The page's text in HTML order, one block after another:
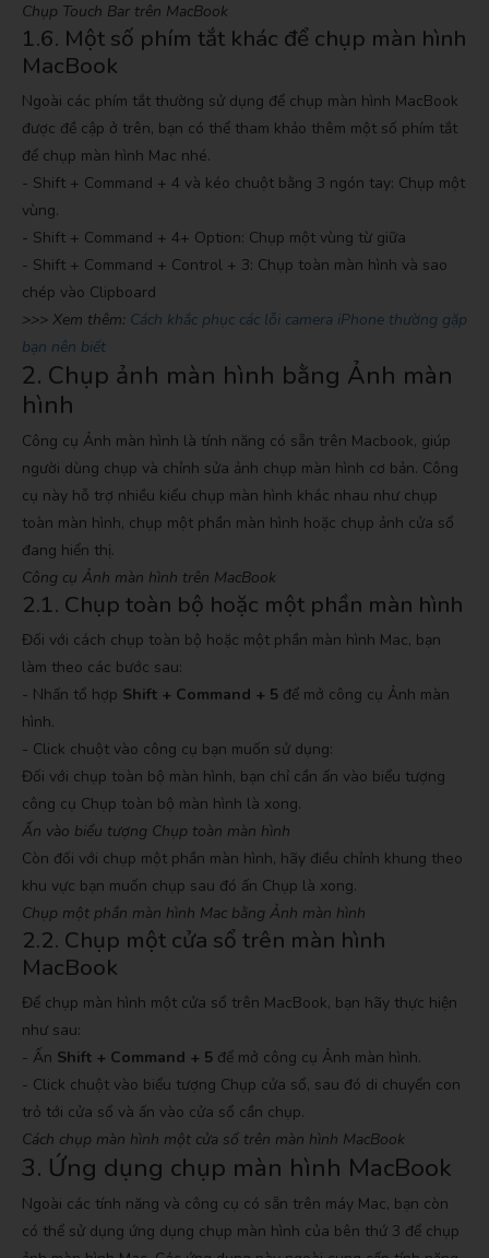
Chụp Touch Bar trên MacBook
1.6. Một số phím tắt khác để chụp màn hình
MacBook
Ngoài các phím tắt thường sử dụng để chụp màn hình MacBook
được đề cập ở trên, bạn có thể tham khảo thêm một số phím tắt
để chụp màn hình Mac nhé.
- Shift + Command + 4 và kéo chuột bằng 3 ngón tay: Chụp một
vùng.
- Shift + Command + 4+ Option: Chụp một vùng từ giữa
- Shift + Command + Control + 3: Chụp toàn màn hình và sao
chép vào Clipboard
>>> Xem thêm: Cách khắc phục các lỗi camera iPhone thường gặp
bạn nên biết
2. Chụp ảnh màn hình bằng Ảnh màn
hình
Công cụ Ảnh màn hình là tính năng có sẵn trên Macbook, giúp
người dùng chụp và chỉnh sửa ảnh chụp màn hình cơ bản. Công
cụ này hỗ trợ nhiều kiểu chụp màn hình khác nhau như chụp
toàn màn hình, chụp một phần màn hình hoặc chụp ảnh cửa sổ
đang hiển thị.
Công cụ Ảnh màn hình trên MacBook
2.1. Chụp toàn bộ hoặc một phần màn hình
Đối với cách chụp toàn bộ hoặc một phần màn hình Mac, bạn
làm theo các bước sau:
- Nhấn tổ hợp Shift + Command + 5 để mở công cụ Ảnh màn
hình.
- Click chuột vào công cụ bạn muốn sử dụng:
Đối với chụp toàn bộ màn hình, bạn chỉ cần ấn vào biểu tượng
công cụ Chụp toàn bộ màn hình là xong.
Ấn vào biểu tượng Chụp toàn màn hình
Còn đối với chụp một phần màn hình, hãy điều chỉnh khung theo
khu vực bạn muốn chụp sau đó ấn Chụp là xong.
Chụp một phần màn hình Mac bằng Ảnh màn hình
2.2. Chụp một cửa sổ trên màn hình
MacBook
Để chụp màn hình một cửa sổ trên MacBook, bạn hãy thực hiện
như sau:
- Ấn Shift + Command + 5 để mở công cụ Ảnh màn hình.
- Click chuột vào biểu tượng Chụp cửa sổ, sau đó di chuyển con
trỏ tới cửa sổ và ấn vào cửa sổ cần chụp.
Cách chụp màn hình một cửa sổ trên màn hình MacBook
3. Ứng dụng chụp màn hình MacBook
Ngoài các tính năng và công cụ có sẵn trên máy Mac, bạn còn
có thể sử dụng ứng dụng chụp màn hình của bên thứ 3 để chụp